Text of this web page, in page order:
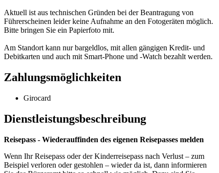
Aktuell ist aus technischen Gründen bei der Beantragung von
Führerscheinen leider keine Aufnahme an den Fotogeräten möglich.
Bitte bringen Sie ein Papierfoto mit.
Am Standort kann nur bargeldlos, mit allen gängigen Kredit- und
Debitkarten und auch mit Smart-Phone und -Watch bezahlt werden.
Zahlungsmöglichkeiten
Girocard
Dienstleistungsbeschreibung
Reisepass - Wiederauffinden des eigenen Reisepasses melden
Wenn Ihr Reisepass oder der Kinderreisepass nach Verlust – zum
Beispiel verloren oder gestohlen – wieder da ist, dann informieren